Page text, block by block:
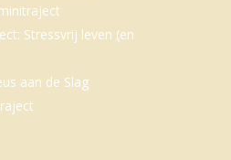
Stressvrij leven (en
aan de Slag